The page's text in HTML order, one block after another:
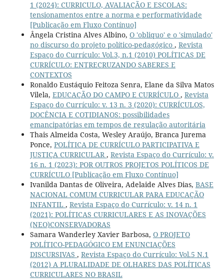
1 (2024): CURRICULO, AVALIAÇÃO E ESCOLAS:
tensionamentos entre a norma e performatividade
[Publicação em Fluxo Contínuo]
Ângela Cristina Alves Albino, O 'obliquo' e o 'simulado'
no discurso do projeto político-pedagógico , Revista
Espaço do Currículo: Vol.3, n.1 (2010) POLÍTICAS DE
CURRÍCULO: ENTRECRUZANDO SABERES E
CONTEXTOS
Ronaldo Eustáquio Feitoza Senra, Elane da Silva Matos
Vilela, EDUCAÇÃO DO CAMPO E CURRÍCULO , Revista
Espaço do Currículo: v. 13 n. 3 (2020): CURRÍCULOS,
DOCÊNCIA E COTIDIANOS: possibilidades
emancipatórias em tempos de regulação autoritária
Thais Almeida Costa, Wesley Araújo, Branca Jurema
Ponce, POLÍTICA DE CURRÍCULO PARTICIPATIVA E
JUSTIÇA CURRICULAR, Revista Espaço do Currículo: v.
16 n. 1 (2023): POR OUTROS PROJETOS POLÍTICOS DE
CURRÍCULO [Publicação em Fluxo Contínuo]
Ivanilda Dantas de Oliveira, Adelaide Alves Dias, BASE
NACIONAL COMUM CURRICULAR PARA EDUCAÇÃO
INFANTIL , Revista Espaço do Currículo: v. 14 n. 1
(2021): POLÍTICAS CURRICULARES E AS INOVAÇÕES
(NEO)CONSERVADORAS
Samara Wanderley Xavier Barbosa, O PROJETO
POLÍTICO-PEDAGÓGICO EM ENUNCIAÇÕES
DISCURSIVAS , Revista Espaço do Currículo: Vol.5 N.1
(2012) A PLURALIDADE DE OLHARES DAS POLÍTICAS
CURRICULARES NO BRASIL